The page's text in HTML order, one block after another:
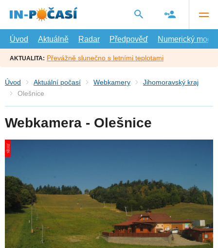
hlavní
Úvod
Aktuálně Radar Předpověď Numerický model
AKTUALITA: Převážně slunečno s letními teplotami
Úvod Aktuální počasí Webkamery
Jihomoravský kraj
Olešnice
Webkamera - Olešnice